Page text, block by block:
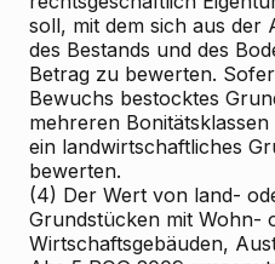
soll, mit dem sich aus der
des Bestands und des
Betrag zu bewerten.
Bewuchs bestocktes
mehreren
ein landwirtschaftliches
bewerten.
(4) Der Wert von land-
Grundstücken mit Wohn-
Wirtschaftsgebäuden,